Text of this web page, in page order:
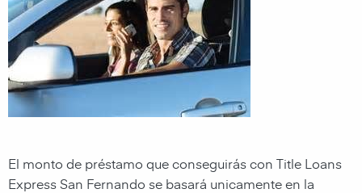
El monto de préstamo que conseguirás con Title Loans
Express San Fernando se basará unicamente en la